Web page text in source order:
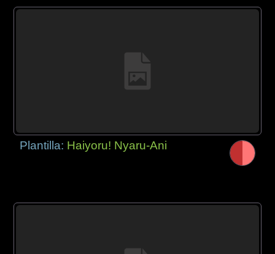
Plantilla: Haiyoru! Nyaru-Ani